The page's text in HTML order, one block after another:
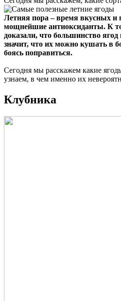
Летняя пора – время вкусных и
мощнейшие антиоксиданты. К
доказали, что большинство
значит, что их можно кушать в
боясь поправиться.
Сегодня мы расскажем какие
узнаем, в чем именно их
Клубника